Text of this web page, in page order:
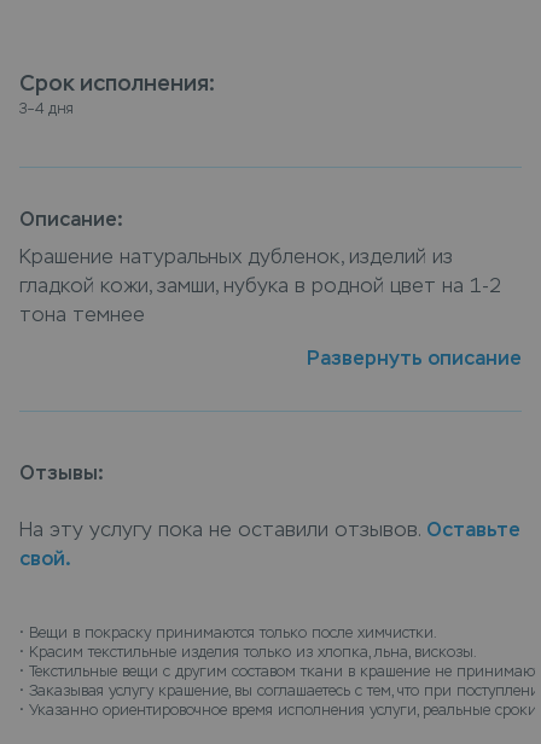
Срок исполнения:
3–4 дня
Описание:
Крашение натуральных дубленок, изделий из
гладкой кожи, замши, нубука в родной цвет на 1-2
тона темнее
Платье из кожи как и любое другое изделие из
поможет наша услуга vip крашение кожаного
оптимальную технологию окрашивания, учитывая
все особенности материала изделия. Сдать платье
крашение кожаного платья с доставкой на дом,
курьер заберет вещи и доставит их на дом когда
все будет готов.
Развернуть описание
Отзывы:
На эту услугу пока не оставили отзывов. Оставьте
свой.
• Вещи в покраску принимаются только после химчистки.
• Красим текстильные изделия только из хлопка, льна, вискозы.
• Текстильные вещи с другим составом ткани в крашение не
• Заказывая услугу крашение, вы соглашаетесь с тем, что при
• Указанно ориентировочное время исполнения услуги, реальные